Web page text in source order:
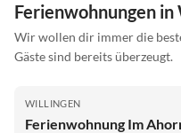
Ferienwohnungen in
Wir wollen dir immer die
Gäste sind bereits überzeugt.
WILLINGEN
Ferienwohnung Im